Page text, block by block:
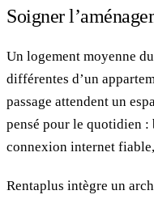
Soigner
Un logement moyenne
différentes d’un
passage attendent un
pensé pour le quotidien
connexion internet
Rentaplus intègre un